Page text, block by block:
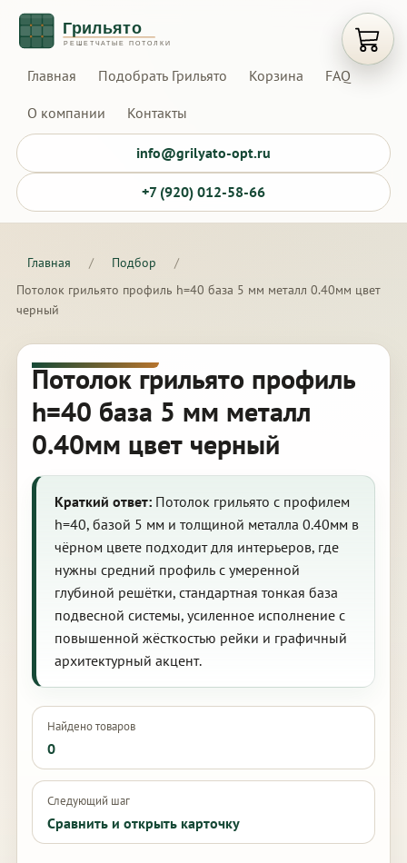
Главная Подобрать Грильято Корзина FAQ
О компании Контакты
info@grilyato-opt.ru
+7 (920) 012-58-66
Главная / Подбор
/
Потолок грильято профиль h=40 база 5 мм металл 0.40мм цвет
черный
Потолок грильято профиль
h=40 база 5 мм металл
0.40мм цвет черный
Краткий ответ:Потолок грильято с профилем
h=40, базой 5 мм и толщиной металла 0.40мм в
чёрном цвете подходит для интерьеров, где
нужны средний профиль с умеренной
глубиной решётки, стандартная тонкая база
подвесной системы, усиленное исполнение с
повышенной жёсткостью рейки и графичный
архитектурный акцент.
Найдено товаров
0
Следующий шаг
Сравнить и открыть карточку